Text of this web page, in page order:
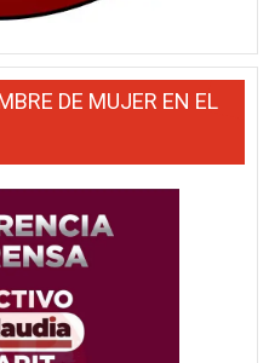
DE MUJER EN EL